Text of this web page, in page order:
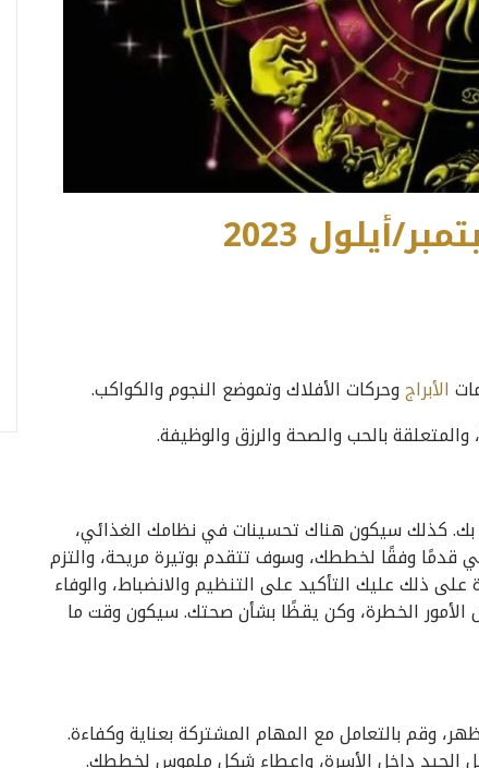
الأبراجوحركات الأفلاك وتموضع النجوم والكواكب.
والمتعلقة بالحب والصحة والرزق والوظيفة.
بك. كذلك سيكون هناك تحسينات في نظامك الغذائي،
قدمًا وفقًا لخططك، وسوف تتقدم بوتيرة مريحة، والتزم
ذلك عليك التأكيد على التنظيم والانضباط، والوفاء
الأمور الخطرة، وكن يقظًا بشأن صحتك. سيكون وقت ما
وقم بالتعامل مع المهام المشتركة بعناية وكفاءة.
الجيد داخل الأسرة، وإعطاء شكل ملموس لخططك.